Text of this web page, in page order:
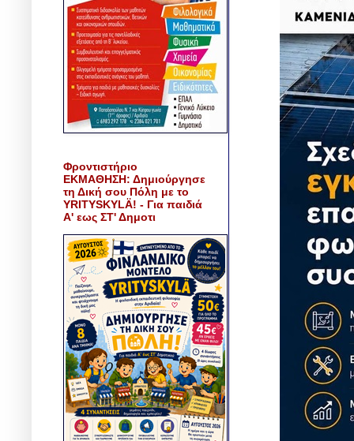
Φροντιστήριο
ΕΚΜΑΘΗΣΗ: Δημιούργησε
τη Δική σου Πόλη με το
YRITYSKYLÄ! - Για παιδιά
Α' εως ΣΤ' Δημοτι